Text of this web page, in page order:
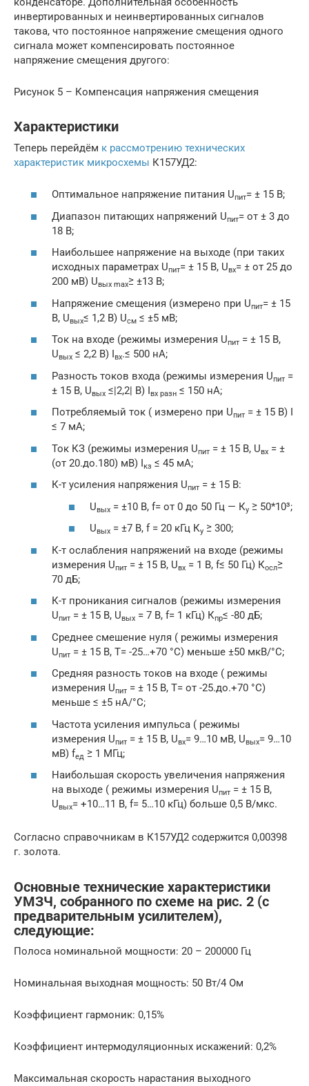
инвертированных и неинвертированных сигналов
такова, что постоянное напряжение смещения одного
сигнала может компенсировать постоянное
напряжение смещения другого:
Рисунок 5 – Компенсация напряжения смещения
Характеристики
Теперь перейдём к рассмотрению технических
характеристик микросхемы К157УД2:
Оптимальное напряжение питания Uпит= ± 15 В;
Диапазон питающих напряжений Uпит= от ± 3 до
18 В;
Наибольшее напряжение на выходе (при таких
исходных параметрах Uпит= ± 15 В, Uвх= ± от 25 до
200 мВ) Uвых max≥ ±13 В;
Напряжение смещения (измерено при Uпит= ± 15
В, Uвых≤ 1,2 В) Uсм ≤ ±5 мВ;
Ток на входе (режимы измерения Uпит = ± 15 В,
Uвых ≤ 2,2 В) Iвх.≤ 500 нА;
Разность токов входа (режимы измерения Uпит =
± 15 В, Uвых ≤|2,2| В) Iвх разн ≤ 150 нА;
Потребляемый ток ( измерено при Uпит = ± 15 В) I
≤ 7 мА;
Ток КЗ (режимы измерения Uпит = ± 15 В, Uвх = ±
(от 20.до.180) мВ) Iкз ≤ 45 мА;
К-т усиления напряжения Uпит = ± 15 В:
Uвых = ±10 В, f= от 0 до 50 Гц — Ку ≥ 50*10³;
Uвых = ±7 В, f = 20 кГц Ку ≥ 300;
К-т ослабления напряжений на входе (режимы
измерения Uпит = ± 15 В, Uвх = 1 В, f≤ 50 Гц) Косл≥
70 дБ;
К-т проникания сигналов (режимы измерения
Uпит = ± 15 В, Uвых = 7 В, f= 1 кГц) Кпр≤ -80 дБ;
Среднее смешение нуля ( режимы измерения
Uпит = ± 15 В, T= -25…+70 °C) меньше ±50 мкВ/°C;
Средняя разность токов на входе ( режимы
измерения Uпит = ± 15 В, T= от -25.до.+70 °C)
меньше ≤ ±5 нА/°C;
Частота усиления импульса ( режимы
измерения Uпит = ± 15 В, Uвх= 9…10 мВ, Uвых= 9…10
мВ) fед ≥ 1 МГц;
Наибольшая скорость увеличения напряжения
на выходе ( режимы измерения Uпит = ± 15 В,
Uвых= +10…11 В, f= 5…10 кГц) больше 0,5 В/мкс.
Согласно справочникам в К157УД2 содержится 0,00398
г. золота.
Основные технические характеристики
УМЗЧ, собранного по схеме на рис. 2 (с
предварительным усилителем),
следующие:
Полоса номинальной мощности: 20 – 200000 Гц
Номинальная выходная мощность: 50 Вт/4 Ом
Коэффициент гармоник: 0,15%
Коэффициент интермодуляционных искажений: 0,2%
Максимальная скорость нарастания выходного